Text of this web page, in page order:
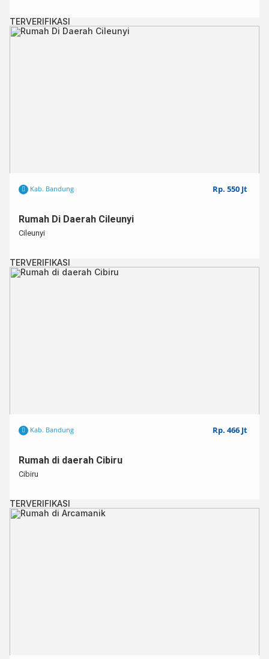
TERVERIFIKASI
Kab. Bandung Rp. 550 Jt
Rumah Di Daerah Cileunyi
Cileunyi
TERVERIFIKASI
Kab. Bandung Rp. 466 Jt
Rumah di daerah Cibiru
Cibiru
TERVERIFIKASI